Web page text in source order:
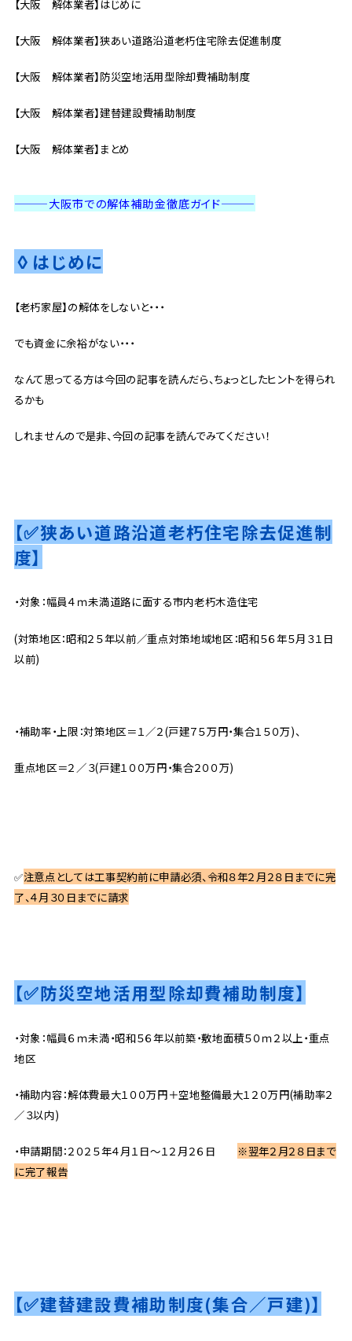
【大阪 解体業者】はじめに
【大阪 解体業者】狭あい道路沿道老朽住宅除去促進制度
【大阪 解体業者】防災空地活用型除却費補助制度
【大阪 解体業者】建替建設費補助制度
【大阪 解体業者】まとめ
———大阪市での解体補助金徹底ガイド———
◊はじめに
【老朽家屋】の解体をしないと・・・
でも資金に余裕がない・・・
なんて思ってる方は今回の記事を読んだら、ちょっとしたヒントを得られ
るかも
しれませんので是非、今回の記事を読んでみてください！
【✅狭あい道路沿道老朽住宅除去促進制
度】
・対象：幅員４ｍ未満道路に面する市内老朽木造住宅
(対策地区：昭和２５年以前／重点対策地域地区：昭和５６年５月３１日
以前)
・補助率・上限：対策地区＝１／２(戸建７５万円・集合１５０万)、
重点地区＝２／３(戸建１００万円・集合２００万)
✅注意点としては工事契約前に申請必須、令和８年２月２８日までに完
了、４月３０日までに請求
【✅防災空地活用型除却費補助制度】
・対象：幅員６ｍ未満・昭和５６年以前築・敷地面積５０ｍ２以上・重点
地区
・補助内容：解体費最大１００万円＋空地整備最大１２０万円(補助率２
／３以内)
・申請期間：２０２５年４月１日～１２月２６日 ※翌年２月２８日まで
に完了報告
【✅建替建設費補助制度(集合／戸建)】